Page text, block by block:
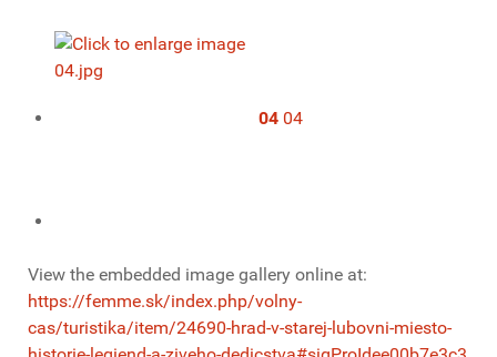
04 04
View the embedded image gallery online at:
https://femme.sk/index.php/volny-
cas/turistika/item/24690-hrad-v-starej-lubovni-miesto-